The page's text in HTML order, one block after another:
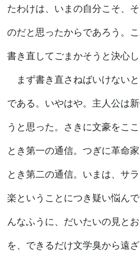
たわけは、いまの自分こそ、
のだと思ったからであろう。
書き直してごまかそうと決心し
まず書き直さねばいけない
である。いやはや。主人公は
うと思った。さきに文豪をこ
とき第一の通信。つぎに革命
とき第二の通信。いまは、サ
楽ということにつき疑い悩ん
んなふうに、だいたいの見と
を、できるだけ文学臭から遠